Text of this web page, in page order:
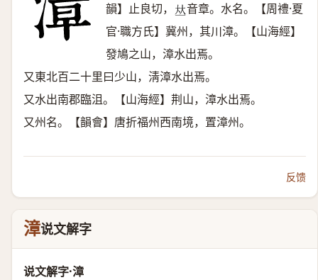
韻】止良切， 𠀤音章。水名。【周禮·夏
官·職方氏】冀州，其川漳。【山海經】
發鳩之山，漳水出焉。
又東北百二十里曰少山，淸漳水出焉。
又水出南郡臨沮。【山海經】荆山，漳水出焉。
又州名。【韻會】唐折福州西南境，置漳州。
反馈
漳说文解字
说文解字·漳